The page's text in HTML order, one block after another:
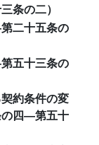
条の二）
二十五条の
五十三条の
約条件の変
の四―第五十